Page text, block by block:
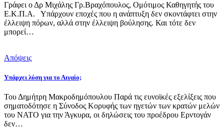
Γράφει ο Δρ Μιχάλης Γρ.Βραχόπουλος, Ομότιμος Καθηγητής του
Ε.Κ.Π.Α. Υπάρχουν εποχές που η ανάπτυξη δεν σκοντάφτει στην
έλλειψη πόρων, αλλά στην έλλειψη βούλησης. Και τότε δεν
μπορεί…
Απόψεις
Υπάρχει λύση για το Αιγαίο;
Του Δημήτρη Μακροδημόπουλου Παρά τις ευνοϊκές εξελίξεις που
σηματοδότησε η Σύνοδος Κορυφής των ηγετών των κρατών μελών
του ΝΑΤΟ για την Άγκυρα, οι δηλώσεις του προέδρου Ερντογάν
δεν…